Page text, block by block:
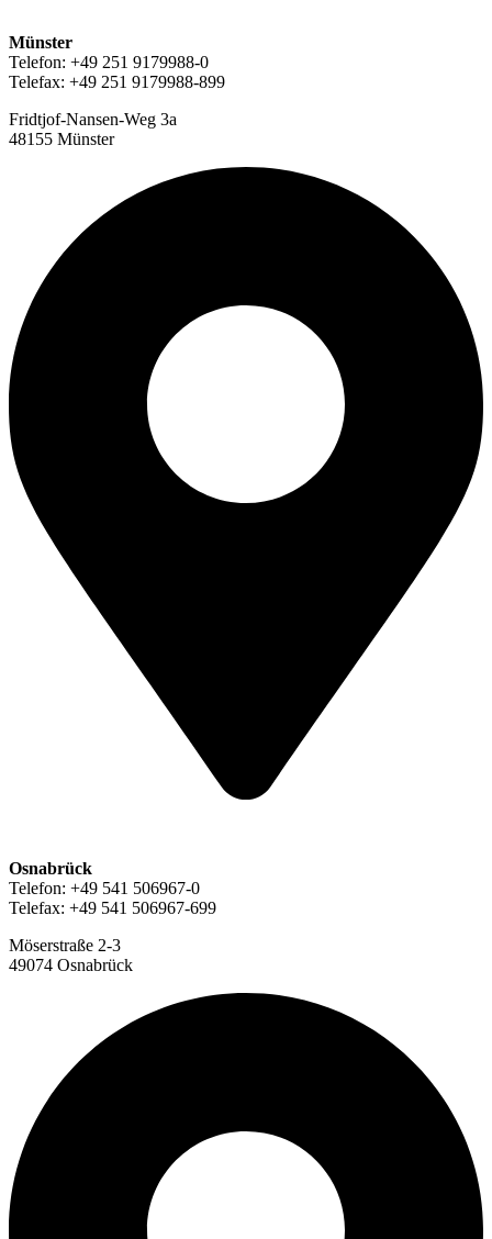
Münster
Telefon: +49 251 9179988-0
Telefax: +49 251 9179988-899
Fridtjof-Nansen-Weg 3a
48155 Münster
Osnabrück
Telefon: +49 541 506967-0
Telefax: +49 541 506967-699
Möserstraße 2-3
49074 Osnabrück